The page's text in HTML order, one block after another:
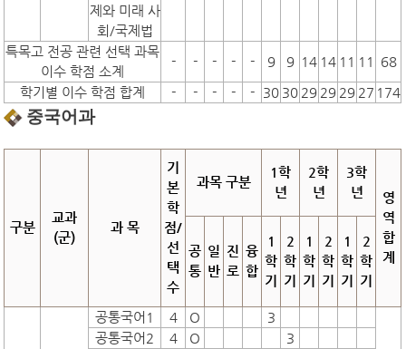
제와 미래 사
회/국제법
특목고 전공 관련 선택 과목
이수 학점 소계
- - - - - 9 9 14 14 11 11
68
학기별 이수 학점 합계
- - - - - 30 30 29 29 29 27 174
중국어과
구분
교과
(군)
과 목
기
본
학
점/
선
택
수
과목 구분
1학
년
2학
년
3학
년
영
역
합
계
공
통
일
반
진
로
융
합
1
학
기
2
학
기
1
학
기
2
학
기
1
학
기
2
학
기
공통국어1 4 O 3
공통국어2 4 O
3